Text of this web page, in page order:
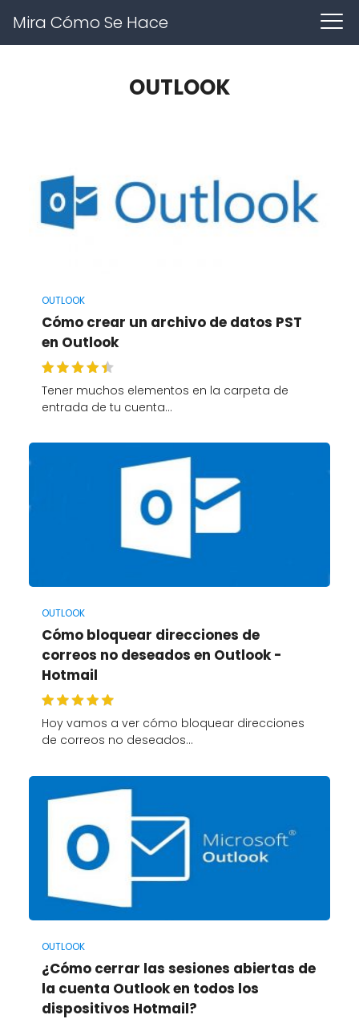
Mira Cómo Se Hace
OUTLOOK
OUTLOOK
Cómo crear un archivo de datos PST
en Outlook
Tener muchos elementos en la carpeta de
entrada de tu cuenta…
OUTLOOK
Cómo bloquear direcciones de
correos no deseados en Outlook -
Hotmail
Hoy vamos a ver cómo bloquear direcciones
de correos no deseados…
OUTLOOK
¿Cómo cerrar las sesiones abiertas de
la cuenta Outlook en todos los
dispositivos Hotmail?